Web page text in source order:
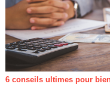
6 conseils ultimes pour